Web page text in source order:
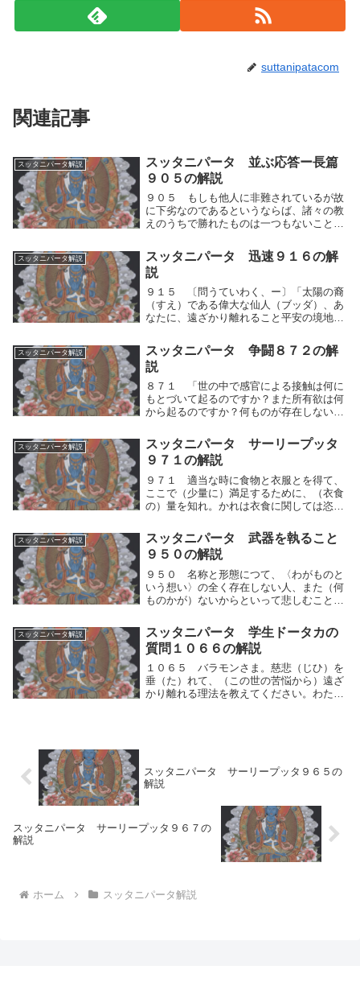
suttanipatacom
関連記事
スッタニパータ解説
スッタニパータ 並ぶ応答ー長篇
９０５の解説
９０５ もしも他人に非難されているが故
に下劣なのであるというならば、諸々の教
えのうちで勝れたものは一つもないことに
（かた）く主張して、他人の教えを劣った
ものだと説いているからである。もしも他
人に非難されて...
スッタニパータ解説
スッタニパータ 迅速９１６の解
説
９１５ 〔問うていわく、ー〕「太陽の裔
（すえ）である偉大な仙人（ブッダ）、あ
なたに、遠ざかり離れること平安の境地と
じて、世の中の何ものをも執することな
く、安らいに入るのですか？」９１６ 師
（ブッダ）は答...
スッタニパータ解説
スッタニパータ 争闘８７２の解
説
８７１ 「世の中で感官による接触は何に
もとづいて起るのですか？また所有欲は何
から起るのですか？何ものが存在しないと
いのですか？何ものが消滅したときに、感
官による接触がはたらかないのですか？」
８７２ 「名...
スッタニパータ解説
スッタニパータ サーリープッタ
９７１の解説
９７１ 適当な時に食物と衣服とを得て、
ここで（少量に）満足するために、（衣食
の）量を知れ。かれは衣食に関しては恣
村を歩み、罵（ののし）られてもあらあら
しいことばを発してははならない。人々を
そしることを想...
スッタニパータ解説
スッタニパータ 武器を執ること
９５０の解説
９５０ 名称と形態につて、〈わがものと
いう想い〉の全く存在しない人、また（何
ものかが）ないからといって悲しむことの
老いることがない。目の前の現象である名
称と形態につて、人間的思考の運動（好き
⇔嫌い）に...
スッタニパータ解説
スッタニパータ 学生ドータカの
質問１０６６の解説
１０６５ バラモンさま。慈悲（じひ）を
垂（た）れて、（この世の苦悩から）遠ざ
かり離れる理法を教えてください。わたく
スッタニパータ サーリープッタ９６５の
解説
スッタニパータ サーリープッタ９６７の
解説
ホーム スッタニパータ解説